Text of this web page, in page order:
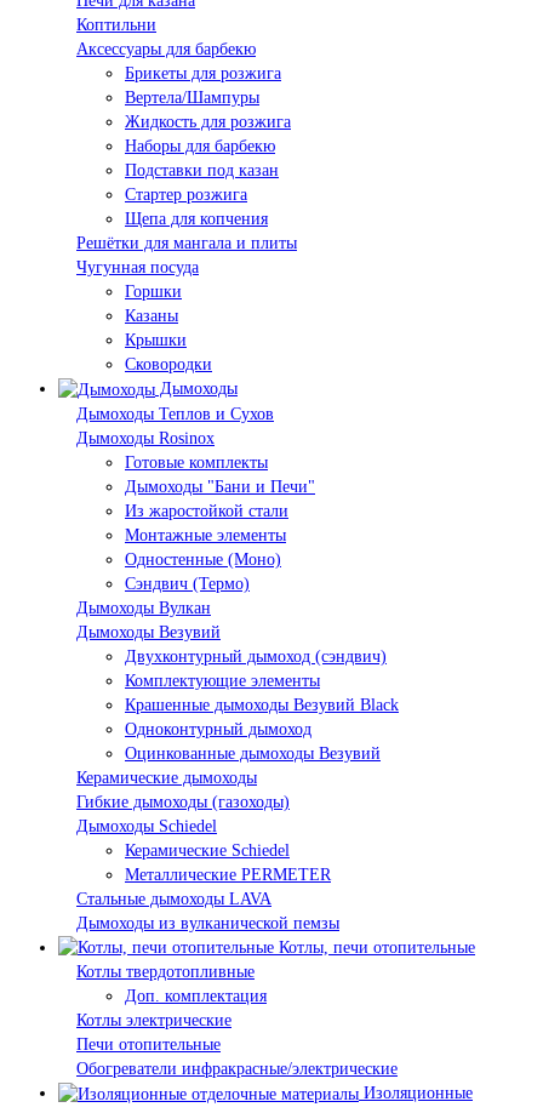
Коптильни
Аксессуары для барбекю
Брикеты для розжига
Вертела/Шампуры
Жидкость для розжига
Наборы для барбекю
Подставки под казан
Стартер розжига
Щепа для копчения
Решётки для мангала и плиты
Чугунная посуда
Горшки
Казаны
Крышки
Сковородки
Дымоходы
Дымоходы Теплов и Сухов
Дымоходы Rosinox
Готовые комплекты
Дымоходы "Бани и Печи"
Из жаростойкой стали
Монтажные элементы
Одностенные (Моно)
Сэндвич (Термо)
Дымоходы Вулкан
Дымоходы Везувий
Двухконтурный дымоход (сэндвич)
Комплектующие элементы
Крашенные дымоходы Везувий Black
Одноконтурный дымоход
Оцинкованные дымоходы Везувий
Керамические дымоходы
Гибкие дымоходы (газоходы)
Дымоходы Schiedel
Керамические Schiedel
Металлические PERMETER
Стальные дымоходы LAVA
Дымоходы из вулканической пемзы
Котлы, печи отопительные
Котлы твердотопливные
Доп. комплектация
Котлы электрические
Печи отопительные
Обогреватели инфракрасные/электрические
Изоляционные